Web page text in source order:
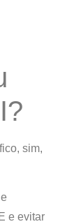
sim,
e evitar